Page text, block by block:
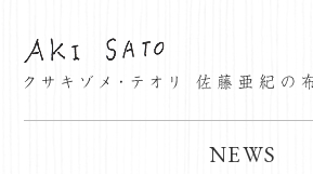
NEWS